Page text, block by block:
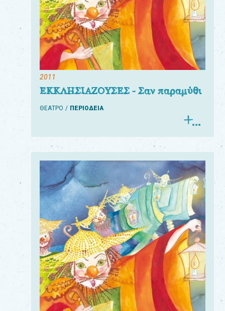
2011
ΕΚΚΛΗΣΙΑΖΟΥΣΕΣ - Σαν παραμύθι
ΘΕΑΤΡΟ ΠΕΡΙΟΔΕΙΑ